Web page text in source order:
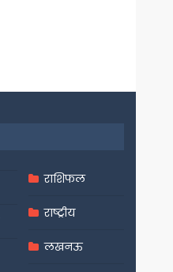
राशिफल
राष्ट्रीय
लखनऊ